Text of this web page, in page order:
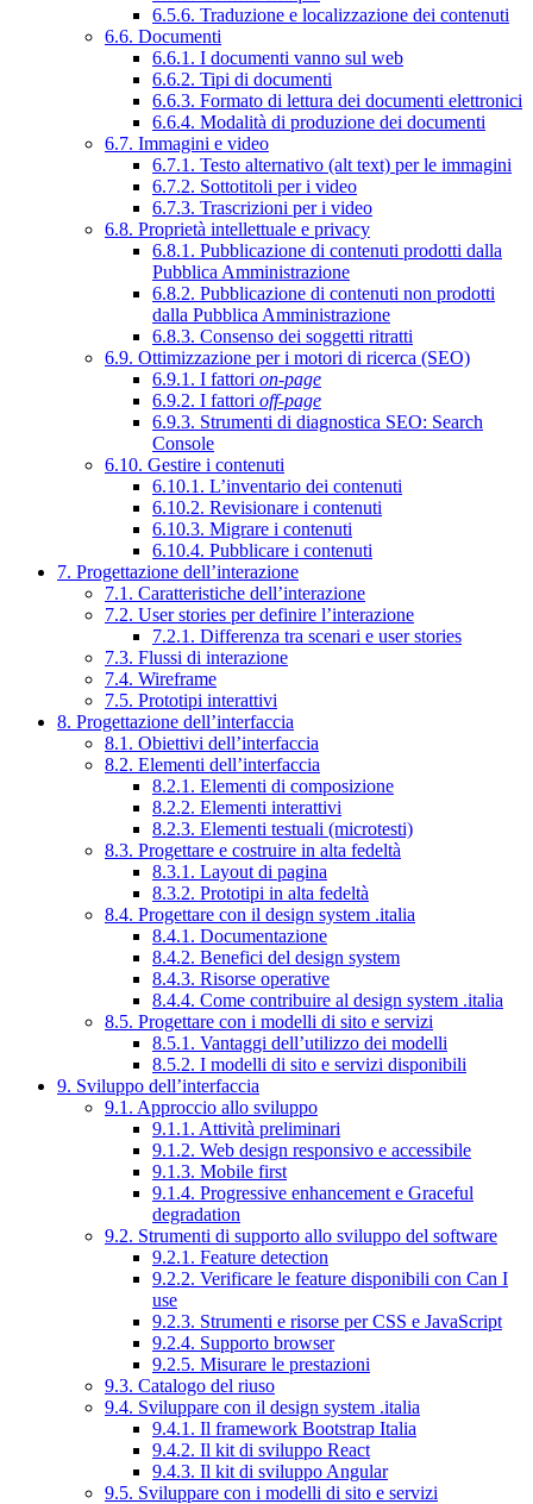
6.5.6. Traduzione e localizzazione dei contenuti
6.6. Documenti
6.6.1. I documenti vanno sul web
6.6.2. Tipi di documenti
6.6.3. Formato di lettura dei documenti elettronici
6.6.4. Modalità di produzione dei documenti
6.7. Immagini e video
6.7.1. Testo alternativo (alt text) per le immagini
6.7.2. Sottotitoli per i video
6.7.3. Trascrizioni per i video
6.8. Proprietà intellettuale e privacy
6.8.1. Pubblicazione di contenuti prodotti dalla
Pubblica Amministrazione
6.8.2. Pubblicazione di contenuti non prodotti
dalla Pubblica Amministrazione
6.8.3. Consenso dei soggetti ritratti
6.9. Ottimizzazione per i motori di ricerca (SEO)
6.9.1. I fattori on-page
6.9.2. I fattori off-page
6.9.3. Strumenti di diagnostica SEO: Search
Console
6.10. Gestire i contenuti
6.10.1. L’inventario dei contenuti
6.10.2. Revisionare i contenuti
6.10.3. Migrare i contenuti
6.10.4. Pubblicare i contenuti
7. Progettazione dell’interazione
7.1. Caratteristiche dell’interazione
7.2. User stories per definire l’interazione
7.2.1. Differenza tra scenari e user stories
7.3. Flussi di interazione
7.4. Wireframe
7.5. Prototipi interattivi
8. Progettazione dell’interfaccia
8.1. Obiettivi dell’interfaccia
8.2. Elementi dell’interfaccia
8.2.1. Elementi di composizione
8.2.2. Elementi interattivi
8.2.3. Elementi testuali (microtesti)
8.3. Progettare e costruire in alta fedeltà
8.3.1. Layout di pagina
8.3.2. Prototipi in alta fedeltà
8.4. Progettare con il design system .italia
8.4.1. Documentazione
8.4.2. Benefici del design system
8.4.3. Risorse operative
8.4.4. Come contribuire al design system .italia
8.5. Progettare con i modelli di sito e servizi
8.5.1. Vantaggi dell’utilizzo dei modelli
8.5.2. I modelli di sito e servizi disponibili
9. Sviluppo dell’interfaccia
9.1. Approccio allo sviluppo
9.1.1. Attività preliminari
9.1.2. Web design responsivo e accessibile
9.1.3. Mobile first
9.1.4. Progressive enhancement e Graceful
degradation
9.2. Strumenti di supporto allo sviluppo del software
9.2.1. Feature detection
9.2.2. Verificare le feature disponibili con Can I
use
9.2.3. Strumenti e risorse per CSS e JavaScript
9.2.4. Supporto browser
9.2.5. Misurare le prestazioni
9.3. Catalogo del riuso
9.4. Sviluppare con il design system .italia
9.4.1. Il framework Bootstrap Italia
9.4.2. Il kit di sviluppo React
9.4.3. Il kit di sviluppo Angular
9.5. Sviluppare con i modelli di sito e servizi